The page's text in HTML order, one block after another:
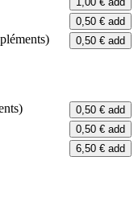
0,50 € add
0,50 € add
0,50 € add
0,50 € add
6,50 € add